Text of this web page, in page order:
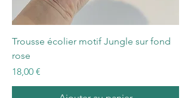
Trousse écolier motif Jungle sur fond
rose
Prix
18,00 €